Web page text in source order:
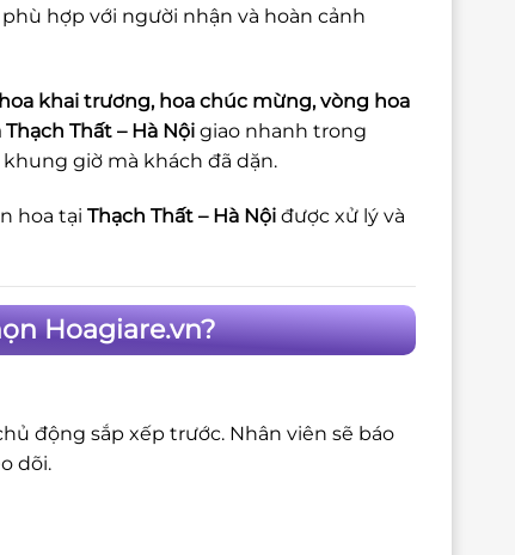
hợp với người nhận và hoàn cảnh
khai trương, hoa chúc mừng, vòng hoa
Thất – Hà Nội giao nhanh trong
giờ mà khách đã dặn.
hoa tại Thạch Thất – Hà Nội được xử lý và
Hoagiare.vn?
động sắp xếp trước. Nhân viên sẽ báo
dõi.